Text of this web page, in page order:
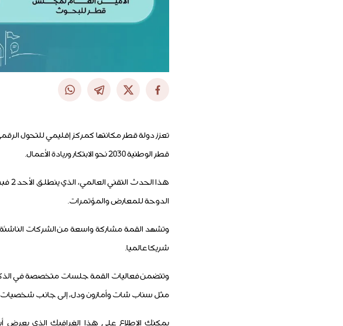
تعزز دولة قطر مكانتها كمركز إقليمي للتحول
قطر الوطنية 2030 نحو الابتكار وريادة الأعمال.
الدوحة للمعارض والمؤتمرات.
شريكا عالميا.
وتتضمن فعاليات القمة جلسات متخصصة في الذكاء
مثل سناب شات وأمازون ودل، إلى جانب شخصيات